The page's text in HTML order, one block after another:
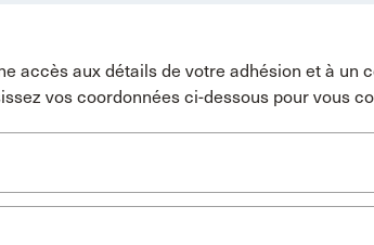
accès aux détails de votre adhésion et à un
vos coordonnées ci-dessous pour vous